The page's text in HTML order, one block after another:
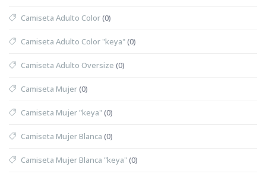
Camiseta Adulto Color(0)
Camiseta Adulto Color "keya"(0)
Camiseta Adulto Oversize (0)
Camiseta Mujer(0)
Camiseta Mujer "keya"(0)
Camiseta Mujer Blanca (0)
Camiseta Mujer Blanca "keya"(0)